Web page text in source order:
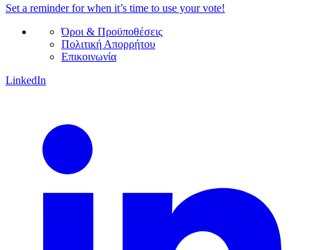
Set a reminderfor when it’s time to use your vote!
Όροι & Προϋποθέσεις
Πολιτική Απορρήτου
Επικοινωνία
LinkedIn